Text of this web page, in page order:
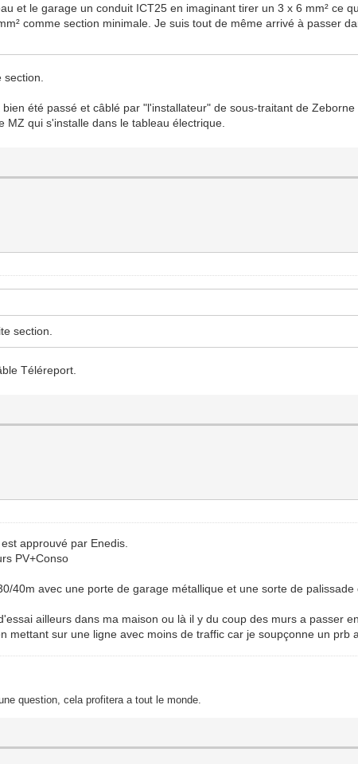
et le garage un conduit ICT25 en imaginant tirer un 3 x 6 mm² ce
comme section minimale. Je suis tout de même arrivé à passer
été passé et câblé par "l'installateur" de sous-traitant de
qui s'installe dans le tableau électrique.
section.
Téléreport.
approuvé par Enedis.
PV+Conso
40m avec une porte de garage métallique et une sorte de
ailleurs dans ma maison ou là il y du coup des murs a passer
sur une ligne avec moins de traffic car je soupçonne un prb
question, cela profitera a tout le monde.